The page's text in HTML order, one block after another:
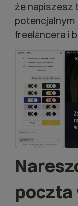
że napiszesz
potencjalnym
freelancera i
poczta